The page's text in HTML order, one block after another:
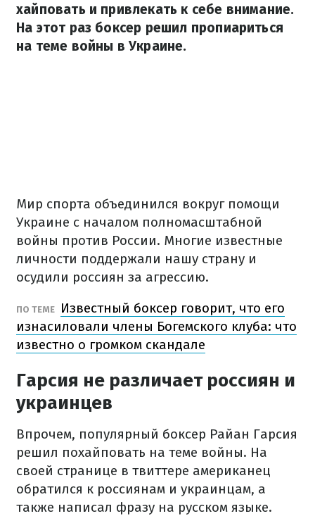
хайповать и привлекать к себе внимание.
На этот раз боксер решил пропиариться
на теме войны в Украине.
Мир спорта объединился вокруг помощи
Украине с началом полномасштабной
войны против России. Многие известные
личности поддержали нашу страну и
осудили россиян за агрессию.
ПО ТЕМЕ
Известный боксер говорит, что его
изнасиловали члены Богемского клуба: что
известно о громком скандале
Гарсия не различает россиян и
украинцев
Впрочем, популярный боксер Райан Гарсия
решил похайповать на теме войны. На
своей странице в твиттере американец
обратился к россиянам и украинцам, а
также написал фразу на русском языке.